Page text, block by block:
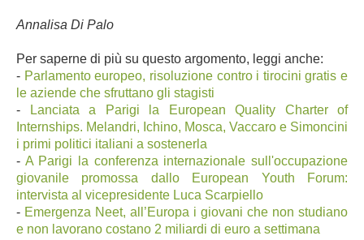
Annalisa Di Palo
Per saperne di più su questo argomento, leggi anche:
- Parlamento europeo, risoluzione contro i tirocini gratis e
le aziende che sfruttano gli stagisti
-
Lanciata a Parigi la European Quality Charter of
Internships. Melandri, Ichino, Mosca, Vaccaro e Simoncini
i primi politici italiani a sostenerla
- A Parigi la conferenza internazionale sull'occupazione
giovanile promossa dallo European Youth Forum:
intervista al vicepresidente Luca Scarpiello
- Emergenza Neet, all’Europa i giovani che non studiano
e non lavorano costano 2 miliardi di euro a settimana